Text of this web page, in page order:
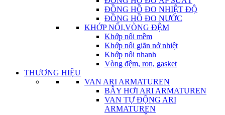
ĐỒNG HỒ ĐO NHIỆT ĐỘ
ĐỒNG HỒ ĐO NƯỚC
KHỚP NỐI,VÒNG ĐỆM
Khớp nối mềm
Khớp nối giãn nở nhiệt
Khớp nối nhanh
Vòng đệm, ron, gasket
THƯƠNG HIỆU
VAN ARI ARMATUREN
BẪY HƠI ARI ARMATUREN
VAN TỰ ĐỘNG ARI
ARMATUREN